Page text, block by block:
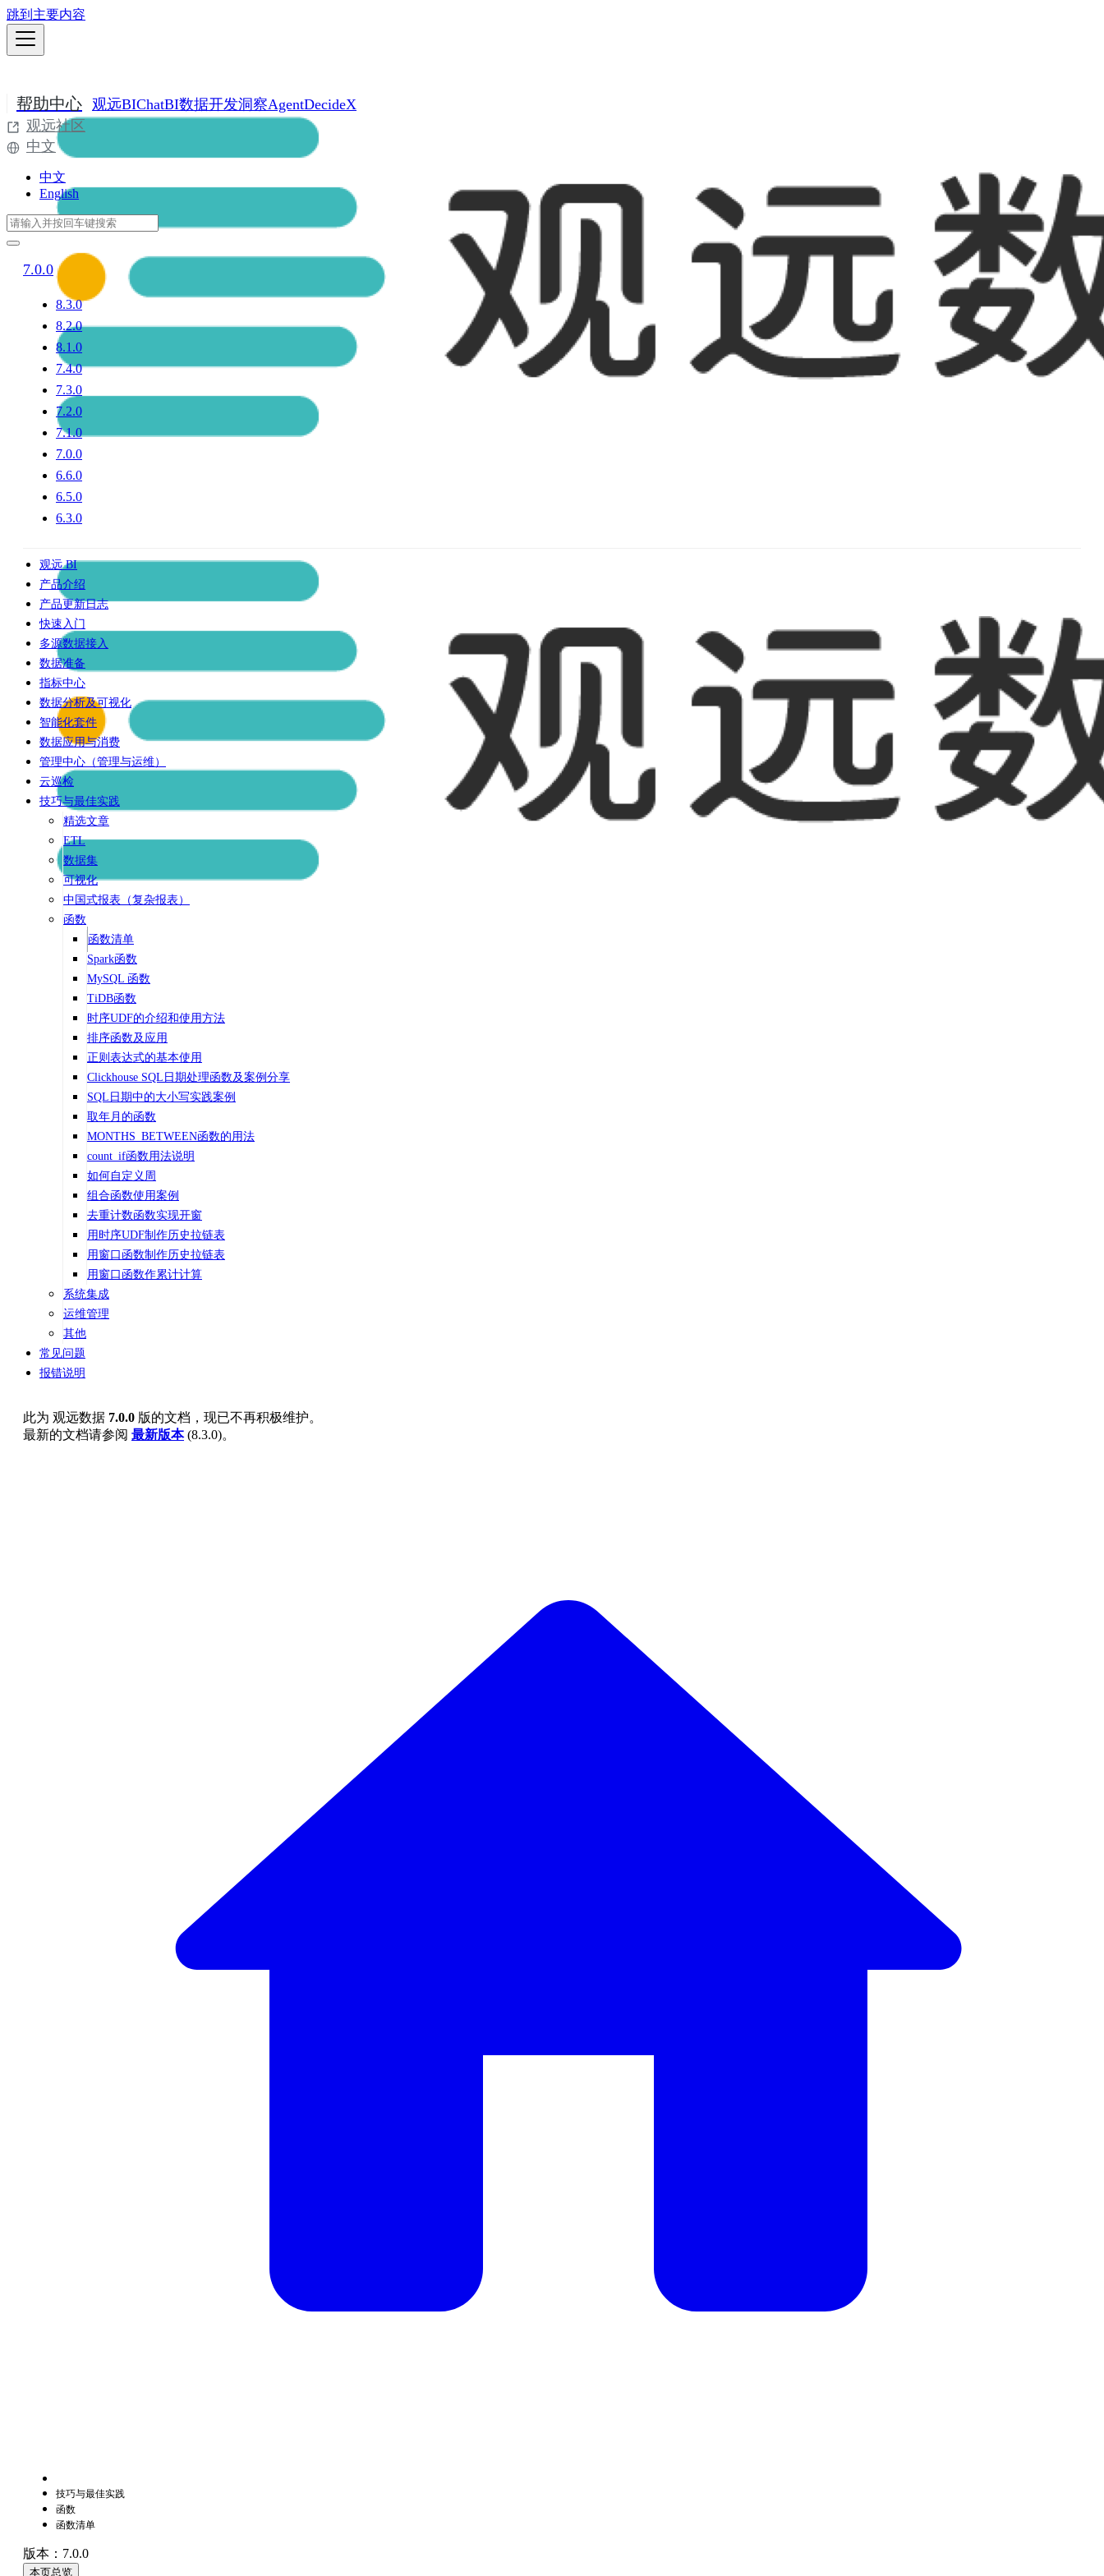
跳到主要内容
帮助中心 观远BIChatBI数据开发洞察AgentDecideX
观远社区
中文
中文
English
7.0.0
8.3.0
8.2.0
8.1.0
7.4.0
7.3.0
7.2.0
7.1.0
7.0.0
6.6.0
6.5.0
6.3.0
观远 BI
产品介绍
产品更新日志
快速入门
多源数据接入
数据准备
指标中心
数据分析及可视化
智能化套件
数据应用与消费
管理中心（管理与运维）
云巡检
技巧与最佳实践
精选文章
ETL
数据集
可视化
中国式报表（复杂报表）
函数
函数清单
Spark函数
MySQL 函数
TiDB函数
时序UDF的介绍和使用方法
排序函数及应用
正则表达式的基本使用
Clickhouse SQL日期处理函数及案例分享
SQL日期中的大小写实践案例
取年月的函数
MONTHS_BETWEEN函数的用法
count_if函数用法说明
如何自定义周
组合函数使用案例
去重计数函数实现开窗
用时序UDF制作历史拉链表
用窗口函数制作历史拉链表
用窗口函数作累计计算
系统集成
运维管理
其他
常见问题
报错说明
此为 观远数据 7.0.0 版的文档，现已不再积极维护。
最新的文档请参阅 最新版本(8.3.0)。
技巧与最佳实践
函数
函数清单
版本：7.0.0
本页总览